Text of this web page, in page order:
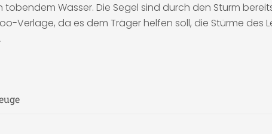
Wasser. Die Segel sind durch den Sturm
Verlage, da es dem Träger helfen soll, die Stürme